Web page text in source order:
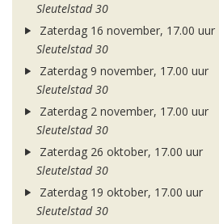
Sleutelstad 30
Zaterdag 16 november, 17.00 uur
Sleutelstad 30
Zaterdag 9 november, 17.00 uur
Sleutelstad 30
Zaterdag 2 november, 17.00 uur
Sleutelstad 30
Zaterdag 26 oktober, 17.00 uur
Sleutelstad 30
Zaterdag 19 oktober, 17.00 uur
Sleutelstad 30